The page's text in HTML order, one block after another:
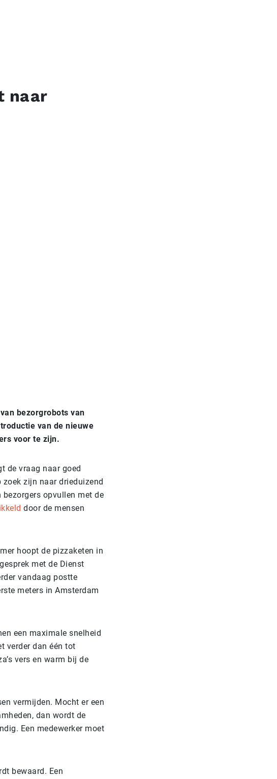
naar
bezorgrobots van
van de nieuwe
voor te zijn.
de vraag naar goed
zijn naar drieduizend
bezorgers opvullen met de
door de mensen
hoopt de pizzaketen in
met de Dienst
vandaag postte
meters in Amsterdam
een maximale snelheid
verder dan één tot
vers en warm bij de
vermijden. Mocht er een
dan wordt de
Een medewerker moet
bewaard. Een